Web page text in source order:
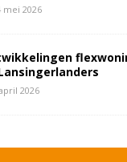
mei 2026
2026